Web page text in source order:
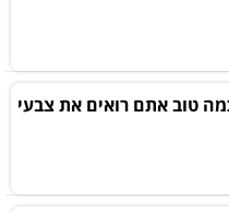
טוב אתם רואים את צבעי